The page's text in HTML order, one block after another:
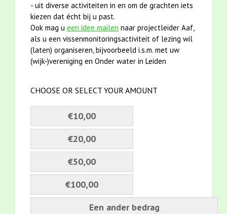
- uit diverse activiteiten in en om de grachten iets
kiezen dat écht bij u past.
Ook mag u een idee mailen naar projectleider Aaf,
als u een vissenmonitoringsactiviteit of lezing wil
(laten) organiseren, bijvoorbeeld i.s.m. met uw
(wijk-)vereniging en Onder water in Leiden
CHOOSE OR SELECT YOUR AMOUNT
€10,00
€20,00
€50,00
€100,00
Een ander bedrag